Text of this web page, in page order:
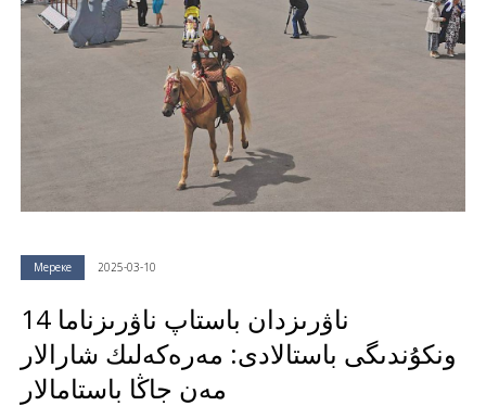
Мереке 2025-03-10
14 ناۋرىزدان باستاپ ناۋرىزناما
ونكۇندىگى باستالادى: مەرەكەلىك شارالار
مەن جاڭا باستامالار